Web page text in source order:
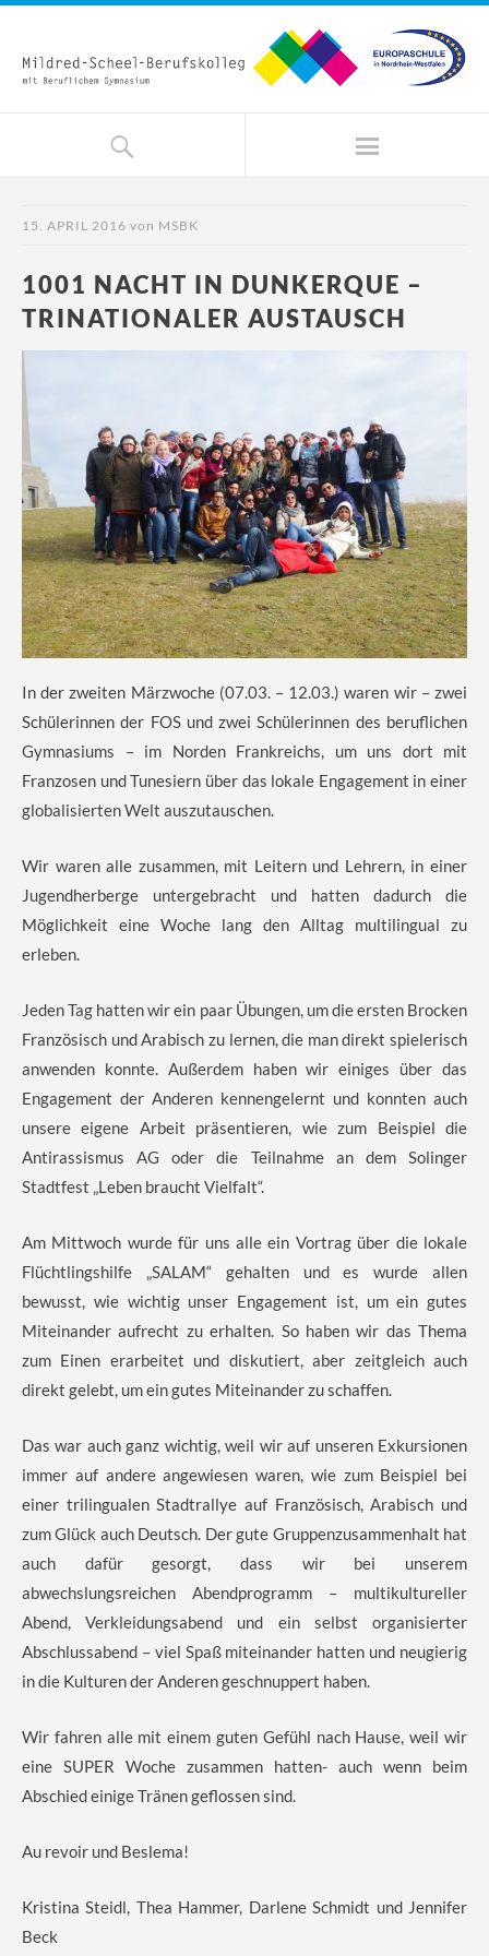
15. APRIL 2016 von MSBK
1001 NACHT IN DUNKERQUE –
TRINATIONALER AUSTAUSCH
In der zweiten Märzwoche (07.03. – 12.03.) waren wir – zwei
Schülerinnen der FOS und zwei Schülerinnen des beruflichen
Gymnasiums – im Norden Frankreichs, um uns dort mit
Franzosen und Tunesiern über das lokale Engagement in einer
globalisierten Welt auszutauschen.
Wir waren alle zusammen, mit Leitern und Lehrern, in einer
Jugendherberge untergebracht und hatten dadurch die
Möglichkeit eine Woche lang den Alltag multilingual zu
erleben.
Jeden Tag hatten wir ein paar Übungen, um die ersten Brocken
Französisch und Arabisch zu lernen, die man direkt spielerisch
anwenden konnte. Außerdem haben wir einiges über das
Engagement der Anderen kennengelernt und konnten auch
unsere eigene Arbeit präsentieren, wie zum Beispiel die
Antirassismus AG oder die Teilnahme an dem Solinger
Stadtfest „Leben braucht Vielfalt“.
Am Mittwoch wurde für uns alle ein Vortrag über die lokale
Flüchtlingshilfe „SALAM“ gehalten und es wurde allen
bewusst, wie wichtig unser Engagement ist, um ein gutes
Miteinander aufrecht zu erhalten. So haben wir das Thema
zum Einen erarbeitet und diskutiert, aber zeitgleich auch
direkt gelebt, um ein gutes Miteinander zu schaffen.
Das war auch ganz wichtig, weil wir auf unseren Exkursionen
immer auf andere angewiesen waren, wie zum Beispiel bei
einer trilingualen Stadtrallye auf Französisch, Arabisch und
zum Glück auch Deutsch. Der gute Gruppenzusammenhalt hat
auch dafür gesorgt, dass wir bei unserem
abwechslungsreichen Abendprogramm – multikultureller
Abend, Verkleidungsabend und ein selbst organisierter
Abschlussabend – viel Spaß miteinander hatten und neugierig
in die Kulturen der Anderen geschnuppert haben.
Wir fahren alle mit einem guten Gefühl nach Hause, weil wir
eine SUPER Woche zusammen hatten- auch wenn beim
Abschied einige Tränen geflossen sind.
Au revoir und Beslema!
Kristina Steidl, Thea Hammer, Darlene Schmidt und Jennifer
Beck